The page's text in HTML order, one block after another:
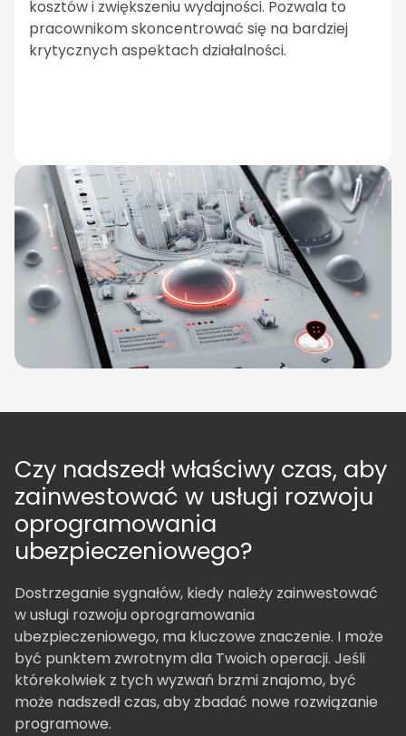
kosztów i zwiększeniu wydajności. Pozwala to
pracownikom skoncentrować się na bardziej
krytycznych aspektach działalności.
Czy nadszedł właściwy czas, aby
zainwestować w usługi rozwoju
oprogramowania
ubezpieczeniowego?
Dostrzeganie sygnałów, kiedy należy zainwestować
w usługi rozwoju oprogramowania
ubezpieczeniowego, ma kluczowe znaczenie. I może
być punktem zwrotnym dla Twoich operacji. Jeśli
którekolwiek z tych wyzwań brzmi znajomo, być
może nadszedł czas, aby zbadać nowe rozwiązanie
programowe.